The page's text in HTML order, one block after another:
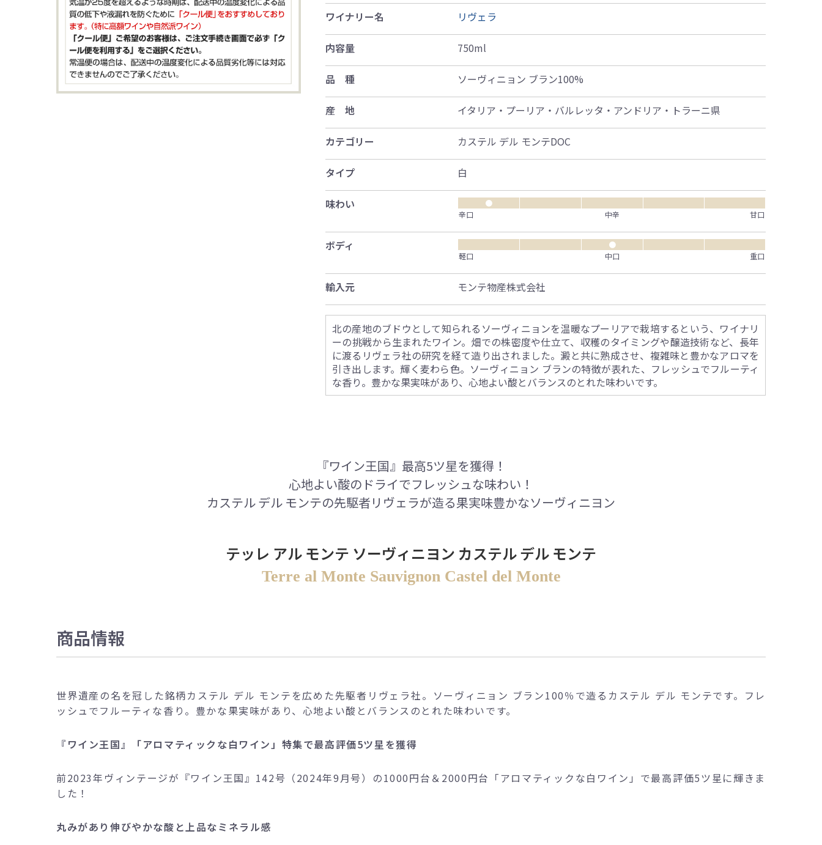
ワイナリー名 リヴェラ
内容量 750ml
品 種 ソーヴィニョン ブラン100%
産 地 イタリア・プーリア・バルレッタ・アンドリア・トラーニ県
カテゴリー カステル デル モンテDOC
タイプ 白
味わい
●
辛口
中辛 甘口
ボディ
●
軽口
中口 重口
輸入元 モンテ物産株式会社
北の産地のブドウとして知られるソーヴィニョンを温暖なプーリアで栽培するという、ワイナリ
ーの挑戦から生まれたワイン。畑での株密度や仕立て、収穫のタイミングや醸造技術など、長年
に渡るリヴェラ社の研究を経て造り出されました。澱と共に熟成させ、複雑味と豊かなアロマを
引き出します。輝く麦わら色。ソーヴィニョン ブランの特徴が表れた、フレッシュでフルーティ
な香り。豊かな果実味があり、心地よい酸とバランスのとれた味わいです。
『ワイン王国』最高5ツ星を獲得！
心地よい酸のドライでフレッシュな味わい！
カステル デル モンテの先駆者リヴェラが造る果実味豊かなソーヴィニヨン
テッレ アル モンテ ソーヴィニヨン カステル デル モンテ
Terre al Monte Sauvignon Castel del Monte
商品情報
世界遺産の名を冠した銘柄カステル デル モンテを広めた先駆者リヴェラ社。ソーヴィニョン ブラン100％で造るカステル デル モンテです。フレ
ッシュでフルーティな香り。豊かな果実味があり、心地よい酸とバランスのとれた味わいです。
『ワイン王国』「アロマティックな白ワイン」特集で最高評価5ツ星を獲得
前2023年ヴィンテージが『ワイン王国』142号（2024年9月号）の1000円台＆2000円台「アロマティックな白ワイン」で最高評価5ツ星に輝きま
した！
丸みがあり伸びやかな酸と上品なミネラル感